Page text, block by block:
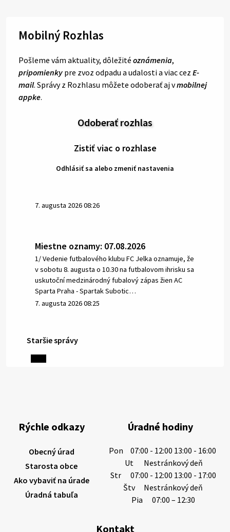
Mobilný Rozhlas
Pošleme vám aktuality, dôležité oznámenia,
pripomienky pre zvoz odpadu a udalosti a viac cez E-
mail. Správy z Rozhlasu môžete odoberať aj vmobilnej
appke.
Odoberať rozhlas
Zistiť viac o rozhlase
Odhlásiť sa alebo zmeniť nastavenia
7. augusta 2026 08:26
Miestne oznamy: 07.08.2026
1/ Vedenie futbalového klubu FC Jelka oznamuje, že
v sobotu 8. augusta o 10.30 na futbalovom ihrisku sa
uskutoční medzinárodný fubalový zápas žien AC
Sparta Praha - Spartak Subotic…
7. augusta 2026 08:25
6. augusta 2026 08:13
výdatnosti vodárenských zdrojov.
Západoslovenská vodárenská spoločnosť preto
6. augusta 2026 08:12
5. augusta 2026 13:10
Staršie správy
Rýchle odkazy
Obecný úrad
Starosta obce
Ako vybaviť na úrade
Úradná tabuľa
Úradné hodiny
Pon
07:00 - 12:00 13:00 - 16:00
Ut
Nestránkový deň
Str
07:00 - 12:00 13:00 - 17:00
Štv
Nestránkový deň
Pia
07:00 – 12:30
Kontakt